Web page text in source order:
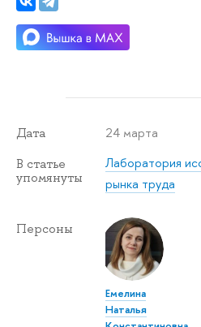
Дата 24 марта
В статье
упомянуты
Лаборатория
рынка труда
Персоны
Емелина
Наталья